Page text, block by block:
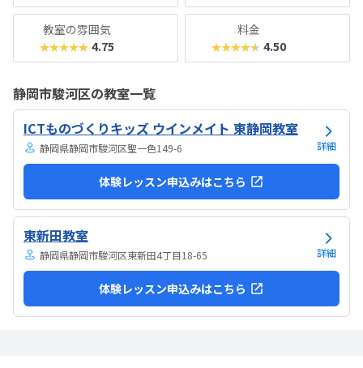
教室の雰囲気
★★★★★ 4.75
料金
★★★★★ 4.50
静岡市駿河区の教室一覧
ICTものづくりキッズ ウインメイト 東静岡教室
静岡県静岡市駿河区聖一色149-6 詳細
体験レッスン申込みはこちら
東新田教室
静岡県静岡市駿河区東新田4丁目18-65 詳細
体験レッスン申込みはこちら